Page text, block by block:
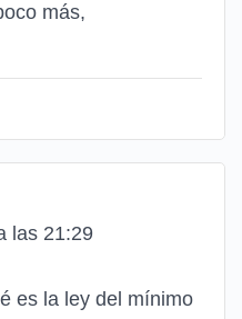
más,
las 21:29
es la ley del mínimo